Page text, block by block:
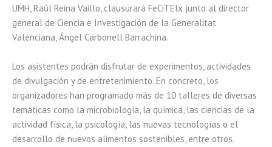
UMH, Raúl Reina Vaillo, clausurará FeCiTElx junto al director
general de Ciencia e Investigación de la Generalitat
Valenciana, Ángel Carbonell Barrachina.
Los asistentes podrán disfrutar de experimentos, actividades
de divulgación y de entretenimiento. En concreto, los
organizadores han programado más de 10 talleres de diversas
temáticas como la microbiología, la química, las ciencias de la
actividad física, la psicología, las nuevas tecnologías o el
desarrollo de nuevos alimentos sostenibles, entre otros.